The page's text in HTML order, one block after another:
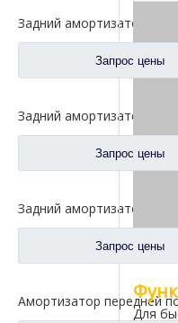
Запрос цены
Запрос цены
Запрос цены
Для